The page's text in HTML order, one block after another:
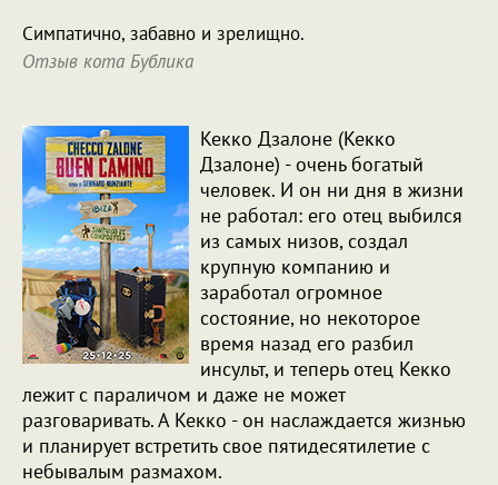
Симпатично, забавно и зрелищно.
Отзыв кота Бублика
Кекко Дзалоне (Кекко
Дзалоне) - очень богатый
человек. И он ни дня в жизни
не работал: его отец выбился
из самых низов, создал
крупную компанию и
заработал огромное
состояние, но некоторое
время назад его разбил
инсульт, и теперь отец Кекко
лежит с параличом и даже не может
разговаривать. А Кекко - он наслаждается жизнью
и планирует встретить свое пятидесятилетие с
небывалым размахом.